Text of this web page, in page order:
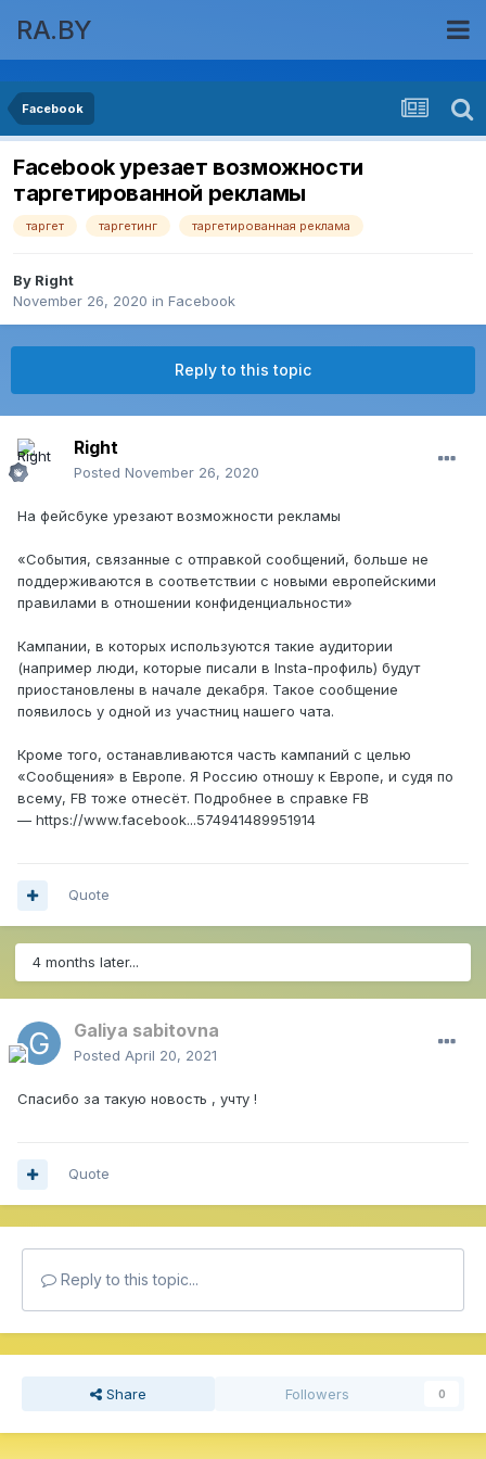
RA.BY
Facebook
Facebook урезает возможности
таргетированной рекламы
таргет таргетинг таргетированная реклама
By Right
November 26, 2020 in Facebook
Reply to this topic
Right
Posted November 26, 2020
На фейсбуке урезают возможности рекламы
«События, связанные с отправкой сообщений, больше не
поддерживаются в соответствии с новыми европейскими
правилами в отношении конфиденциальности»
Кампании, в которых используются такие аудитории
(например люди, которые писали в Insta-профиль) будут
приостановлены в начале декабря. Такое сообщение
появилось у одной из участниц нашего чата.
Кроме того, останавливаются часть кампаний с целью
«Сообщения» в Европе. Я Россию отношу к Европе, и судя по
всему, FB тоже отнесёт. Подробнее в справке FB
— https://www.facebook...574941489951914
Quote
4 months later...
Galiya sabitovna
Posted April 20, 2021
Спасибо за такую новость , учту !
Quote
Reply to this topic...
Share Followers 0